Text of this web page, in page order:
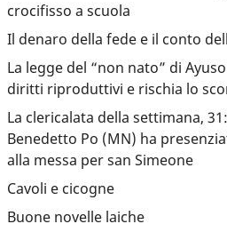
crocifisso a scuola
Il denaro della fede e il conto
La legge del “non nato” di
diritti riproduttivi e rischia lo
La clericalata della settimana,
Benedetto Po (MN) ha
alla messa per san Simeone
Cavoli e cicogne
Buone novelle laiche